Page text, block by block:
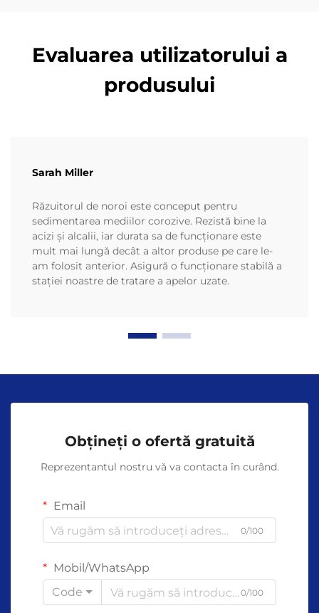
Evaluarea utilizatorului a
produsului
Sarah Miller
Răzuitorul de noroi este conceput pentru
sedimentarea mediilor corozive. Rezistă bine la
acizi și alcalii, iar durata sa de funcționare este
mult mai lungă decât a altor produse pe care le-
am folosit anterior. Asigură o funcționare stabilă a
stației noastre de tratare a apelor uzate.
Obțineți o ofertă gratuită
Reprezentantul nostru vă va contacta în curând.
Email
0/100
Mobil/WhatsApp
Code
0/100